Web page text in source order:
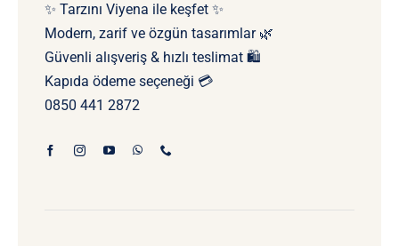
✨ Tarzını Viyena ile keşfet ✨
Modern, zarif ve özgün tasarımlar 🌿
Güvenli alışveriş & hızlı teslimat 🛍️
Kapıda ödeme seçeneği 💳
0850 441 2872